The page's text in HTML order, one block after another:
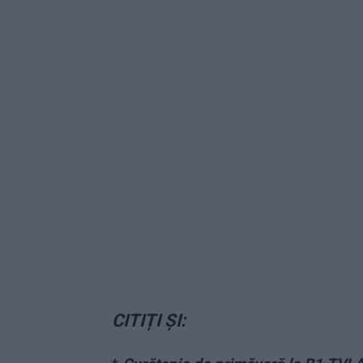
CITIȚI ȘI: